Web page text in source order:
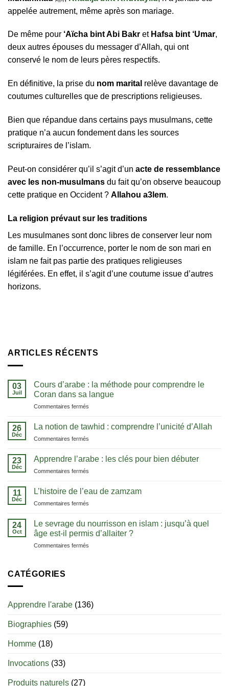
appelée autrement, même après son mariage.
De même pour ‘Aïcha bint Abi Bakr et Hafsa bint ‘Umar,
deux autres épouses du messager d’Allah, qui ont
conservé le nom de leurs pères respectifs.
En définitive, la prise du nom marital relève davantage de
coutumes culturelles que de prescriptions religieuses.
Bien que répandue dans certains pays musulmans, cette
pratique n’a aucun fondement dans les sources
scripturaires de l’islam.
Peut-on considérer qu’il s’agit d’un acte de ressemblance
avec les non-musulmans du fait qu’on observe beaucoup
cette pratique en Occident ? Allahou a3lem.
La religion prévaut sur les traditions
Les musulmanes sont donc libres de conserver leur nom
de famille. En l’occurrence, porter le nom de son mari en
islam ne fait pas partie des pratiques religieuses
légiférées. En effet, il s’agit d’une coutume issue d’autres
horizons.
ARTICLES RÉCENTS
03
Juil
Cours d’arabe : la méthode pour comprendre le
Coran dans sa langue
Commentaires fermés
d’arabe
pour
dans
26
Déc
La notion de tawhid : comprendre l’unicité d’Allah
Commentaires fermés
notion
comprendre
23
Déc
Apprendre l’arabe : les clés pour bien débuter
Commentaires fermés
l’arabe
pour
bien
11
Déc
L’histoire de l’eau de zamzam
Commentaires fermés
l’eau
de
24
Oct
Le sevrage du nourrisson en islam : jusqu’à quel
âge est-il permis d’allaiter ?
Commentaires fermés
:
CATÉGORIES
Apprendre l'arabe (136)
Biographies (59)
Homme (18)
Invocations (33)
Produits naturels (27)